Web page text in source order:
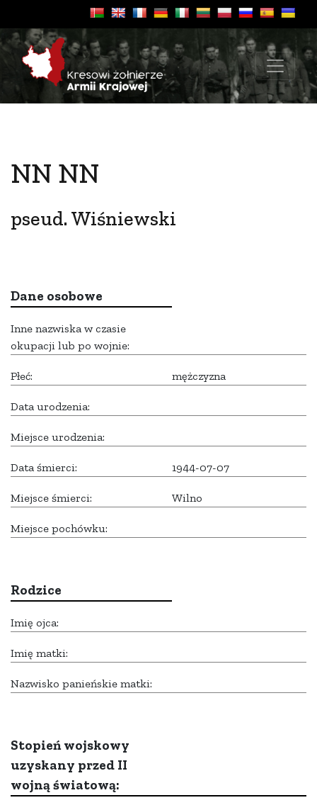
NN NN
pseud. Wiśniewski
Dane osobowe
Inne nazwiska w czasie
okupacji lub po wojnie:
Płeć: mężczyzna
Data urodzenia:
Miejsce urodzenia:
Data śmierci: 1944-07-07
Miejsce śmierci: Wilno
Miejsce pochówku:
Rodzice
Imię ojca:
Imię matki:
Nazwisko panieńskie matki:
Stopień wojskowy
uzyskany przed II
wojną światową: